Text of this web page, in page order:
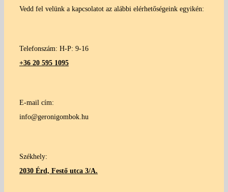
Vedd fel velünk a kapcsolatot az alábbi elérhetőségeink egyikén:
Telefonszám: H-P: 9-16
+36 20 595 1095
E-mail cím:
info@geronigombok.hu
Székhely:
2030 Érd, Festő utca 3/A.